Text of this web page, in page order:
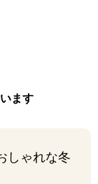
ます
しゃれな冬